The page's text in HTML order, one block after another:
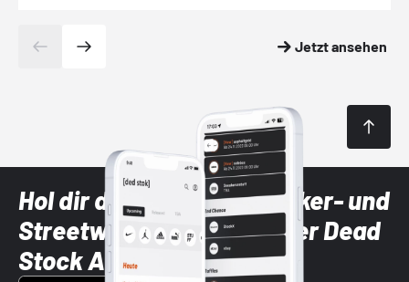
Jetzt ansehen
Hol dir die neuesten Sneaker- und
Streetwear-Brands mit der Dead
Stock App